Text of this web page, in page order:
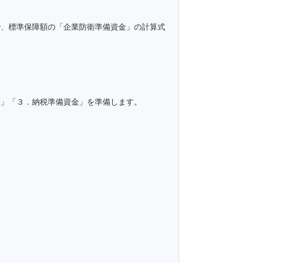
標準保障額の「企業防衛準備資金」の計算式
「３．納税準備資金」を準備します。